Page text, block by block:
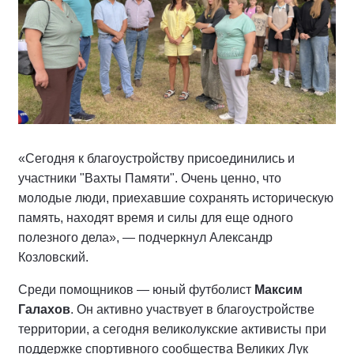
«Сегодня к благоустройству присоединились и
участники "Вахты Памяти". Очень ценно, что
молодые люди, приехавшие сохранять историческую
память, находят время и силы для еще одного
полезного дела», — подчеркнул Александр
Козловский.
Среди помощников — юный футболист Максим
Галахов. Он активно участвует в благоустройстве
территории, а сегодня великолукские активисты при
поддержке спортивного сообщества Великих Лук